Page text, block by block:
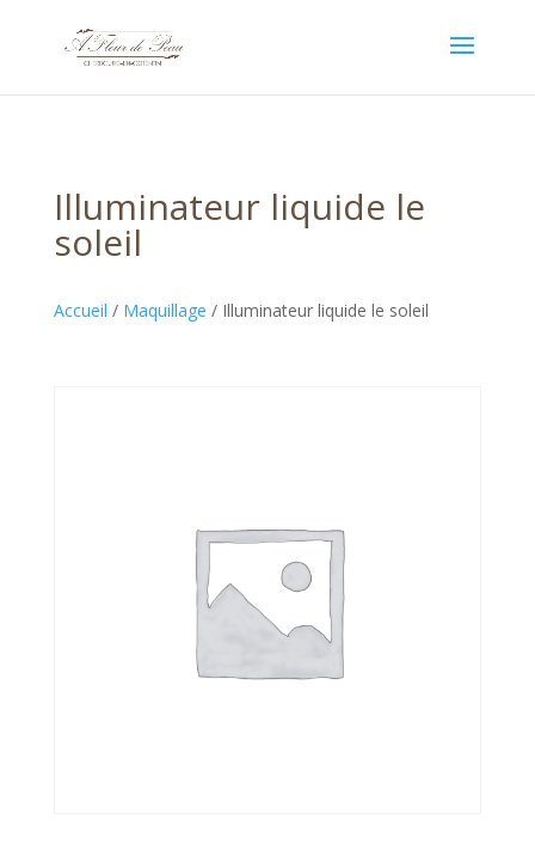
Illuminateur liquide le
soleil
Accueil / Maquillage / Illuminateur liquide le soleil